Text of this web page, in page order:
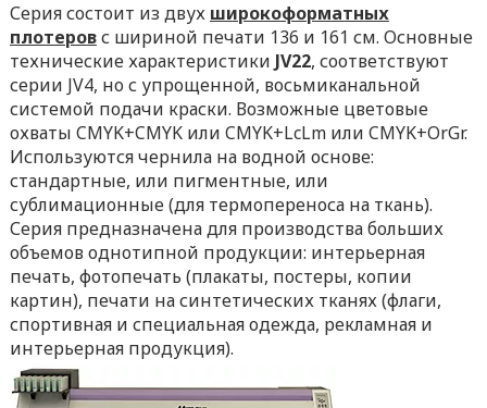
Серия состоит из двух широкоформатных
плотеровс шириной печати 136 и 161 см. Основные
технические характеристики JV22, соответствуют
серии JV4, но с упрощенной, восьмиканальной
системой подачи краски. Возможные цветовые
охваты CMYK+CMYK или CMYK+LcLm или CMYK+OrGr.
Используются чернила на водной основе:
стандартные, или пигментные, или
сублимационные (для термопереноса на ткань).
Серия предназначена для производства больших
объемов однотипной продукции: интерьерная
печать, фотопечать (плакаты, постеры, копии
картин), печати на синтетических тканях (флаги,
спортивная и специальная одежда, рекламная и
интерьерная продукция).